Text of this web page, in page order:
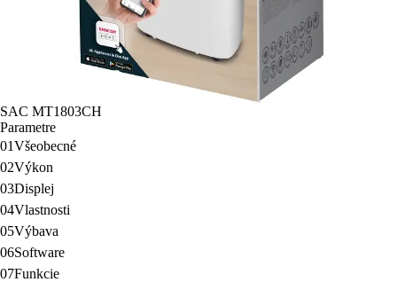
SAC MT1803CH
Parametre
01Všeobecné
02Výkon
03Displej
04Vlastnosti
05Výbava
06Software
07Funkcie